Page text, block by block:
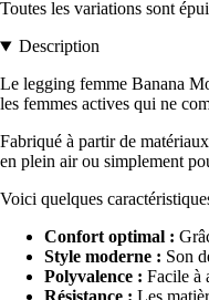
Toutes les variations sont
Description
Le legging femme Banana
les femmes actives qui ne
Fabriqué à partir de
en plein air ou simplement
Voici quelques
Confort optimal :
Style moderne : Son
Polyvalence : Facile à